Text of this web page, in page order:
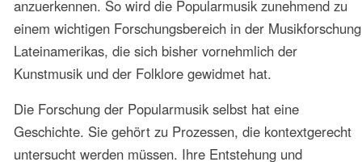
Die Überwindung einer Denkweise und einer Lehr- und
Forschungspraxis, die sich nach Sphären der Kunst- und